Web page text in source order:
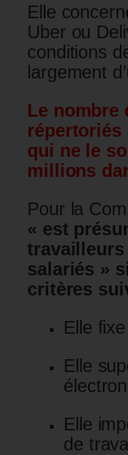
Elle
Uber ou
conditions
largement
Le nombre
répertoriés
qui ne le
millions
Pour la
« est
travailleurs
salariés »
critères
Elle
Elle
Elle
de